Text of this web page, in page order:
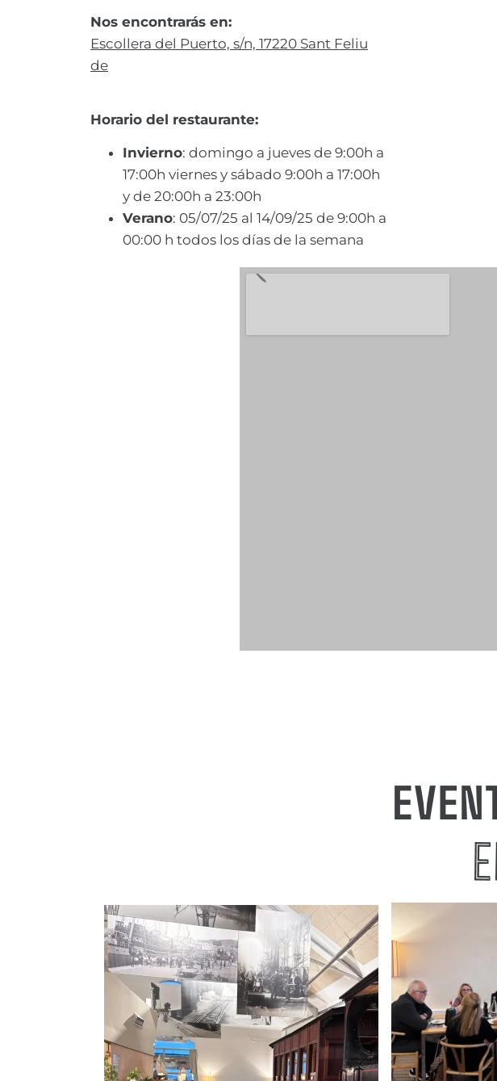
Nos encontrarás en:
Escollera del Puerto, s/n, 17220 Sant Feliu
de
Horario del restaurante:
Invierno: domingo a jueves de 9:00h a
17:00h viernes y sábado 9:00h a 17:00h
y de 20:00h a 23:00h
Verano: 05/07/25 al 14/09/25 de 9:00h a
00:00 h todos los días de la semana